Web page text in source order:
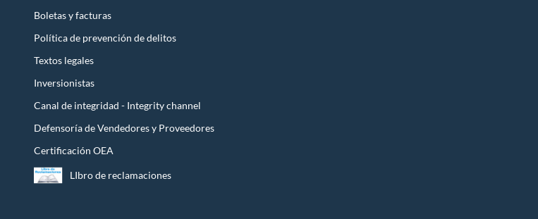
Boletas y facturas
Política de prevención de delitos
Textos legales
Inversionistas
Canal de integridad - Integrity channel
Defensoría de Vendedores y Proveedores
Certificación OEA
LIbro de reclamaciones